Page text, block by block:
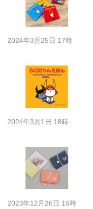
2024年3月25日 17時
2024年3月1日 18時
2023年12月26日 16時